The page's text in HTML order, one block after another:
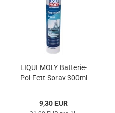
LIQUI MOLY Batterie-​​
Pol-​Fett-Spray 300ml
9,30 EUR